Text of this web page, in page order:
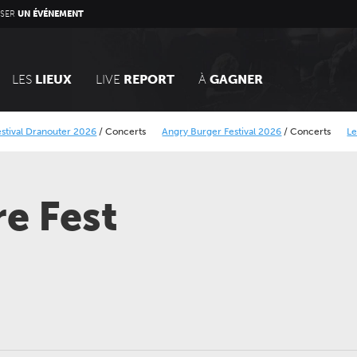
UN ÉVÉNEMENT
LES LIEUX LIVE REPORT À GAGNER
2026/Concerts Angry Burger Festival 2026/Concerts Le Calais
Fest
cœur des séries